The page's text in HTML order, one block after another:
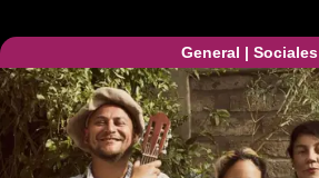
General | Sociales